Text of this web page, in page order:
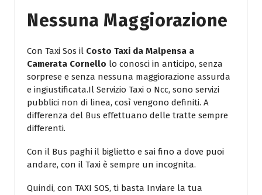
Nessuna Maggiorazione
Con Taxi Sos il Costo Taxi da Malpensa a
Camerata Cornello lo conosci in anticipo, senza
sorprese e senza nessuna maggiorazione assurda
e ingiustificata.Il Servizio Taxi o Ncc, sono servizi
pubblici non di linea, così vengono definiti. A
differenza del Bus effettuano delle tratte sempre
differenti.
Con il Bus paghi il biglietto e sai fino a dove puoi
andare, con il Taxi è sempre un incognita.
Quindi, con TAXI SOS, ti basta Inviare la tua